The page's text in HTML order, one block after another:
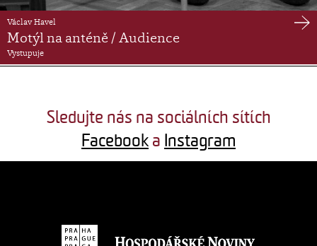
Václav Havel
Motýl na anténě / Audience
Vystupuje
Sledujte nás na sociálních sítích
Facebook a Instagram